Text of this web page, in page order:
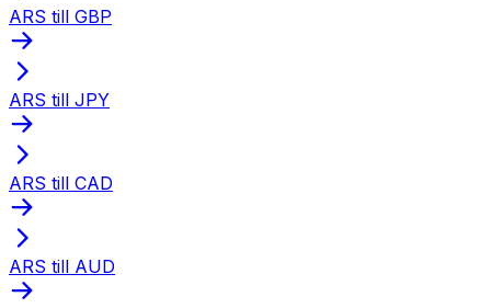
ARS till GBP
ARS till JPY
ARS till CAD
ARS till AUD